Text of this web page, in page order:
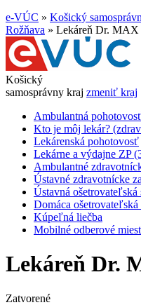
e-VÚC » Košický
Rožňava » Lekáreň Dr. MAX
Košický
samosprávny kraj zmeniť kraj
Ambulantná
Kto je môj lekár?
Lekárenská pohotovosť
Lekárne a výdajne ZP
Ambulantné
Ústavné zdravotnícke
Ústavná
Domáca
Kúpeľná liečba
Mobilné odberové
Lekáreň Dr.
Zatvorené